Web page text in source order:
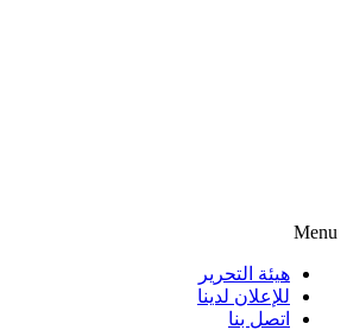
Menu
هيئة التحرير
للإعلان لدينا
اتصل بنا